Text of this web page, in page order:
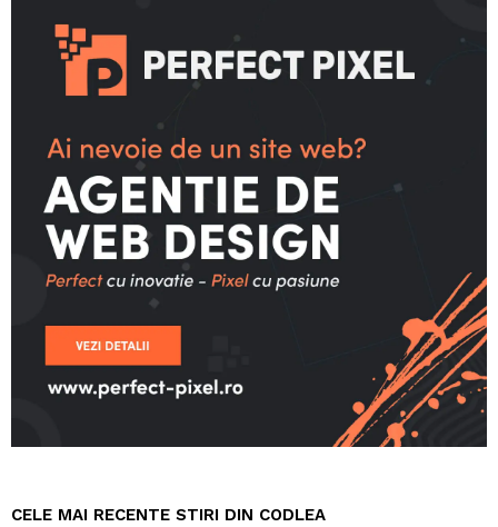
CELE MAI RECENTE STIRI DIN CODLEA